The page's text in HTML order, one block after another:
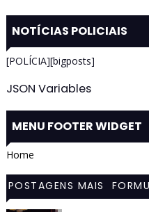
NOTÍCIAS POLICIAIS
[POLÍCIA][bigposts]
JSON Variables
MENU FOOTER WIDGET
Home
POSTAGENS MAIS
VISITADAS